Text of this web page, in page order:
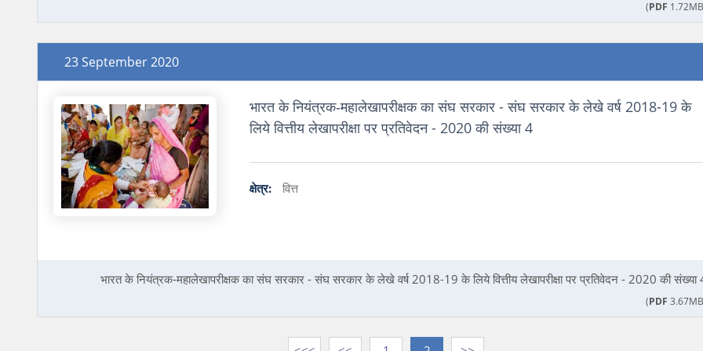
(PDF
23 September 2020
भारत के नियंत्रक‑महालेखापरीक्षक का संघ सरकार - संघ सरकार के लेखे वर्ष 2018-19 के
लिये वित्तीय लेखापरीक्षा पर प्रतिवेदन - 2020 की संख्या 4
क्षेत्र: वित्त
भारत के नियंत्रक‑महालेखापरीक्षक का संघ सरकार - संघ सरकार के लेखे वर्ष 2018-19 के लिये वित्तीय लेखापरीक्षा पर प्रतिवेदन - 2020 की संख्या
(PDF